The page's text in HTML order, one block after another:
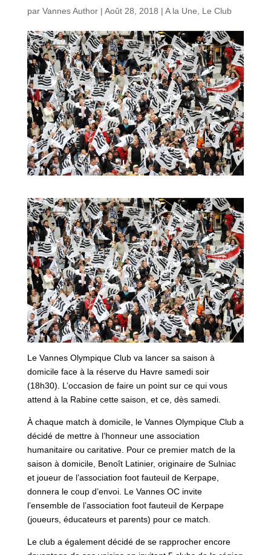
par Vannes Author| Août 28, 2018 | A la Une, Le Club
Le Vannes Olympique Club va lancer sa saison à
domicile face à la réserve du Havre samedi soir
(18h30). L’occasion de faire un point sur ce qui vous
attend à la Rabine cette saison, et ce, dès samedi.
À chaque match à domicile, le Vannes Olympique Club a
décidé de mettre à l’honneur une association
humanitaire ou caritative. Pour ce premier match de la
saison à domicile, Benoît Latinier, originaire de Sulniac
et joueur de l’association foot fauteuil de Kerpape,
donnera le coup d’envoi. Le Vannes OC invite
l’ensemble de l’association foot fauteuil de Kerpape
(joueurs, éducateurs et parents) pour ce match.
Le club a également décidé de se rapprocher encore